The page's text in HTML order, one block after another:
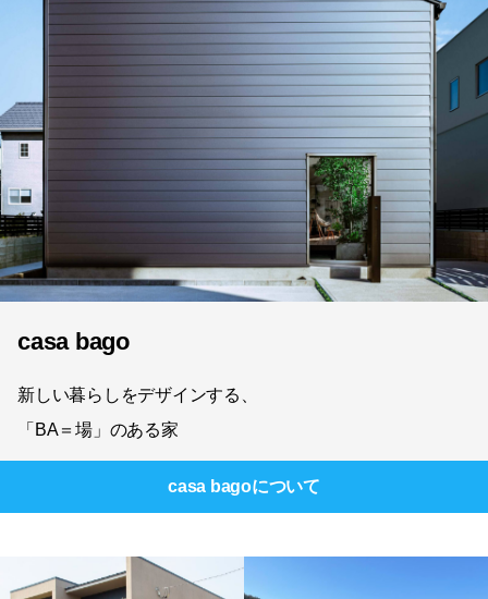
casa bago
新しい暮らしをデザインする、
「BA＝場」のある家
casa bagoについて